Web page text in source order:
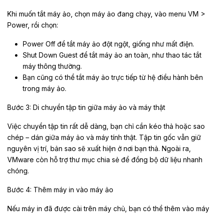
Khi muốn tắt máy ảo, chọn máy ảo đang chạy, vào menu VM >
Power, rồi chọn:
Power Off để tắt máy ảo đột ngột, giống như mất điện.
Shut Down Guest để tắt máy ảo an toàn, như thao tác tắt
máy thông thường.
Bạn cũng có thể tắt máy ảo trực tiếp từ hệ điều hành bên
trong máy ảo.
Bước 3: Di chuyển tập tin giữa máy ảo và máy thật
Việc chuyển tập tin rất dễ dàng, bạn chỉ cần kéo thả hoặc sao
chép – dán giữa máy ảo và máy tính thật. Tập tin gốc vẫn giữ
nguyên vị trí, bản sao sẽ xuất hiện ở nơi bạn thả. Ngoài ra,
VMware còn hỗ trợ thư mục chia sẻ để đồng bộ dữ liệu nhanh
chóng.
Bước 4: Thêm máy in vào máy ảo
Nếu máy in đã được cài trên máy chủ, bạn có thể thêm vào máy